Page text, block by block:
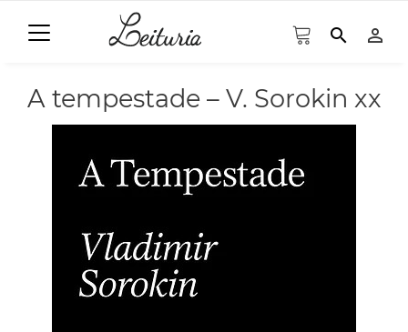
search person_outline
A tempestade – V. Sorokin xx